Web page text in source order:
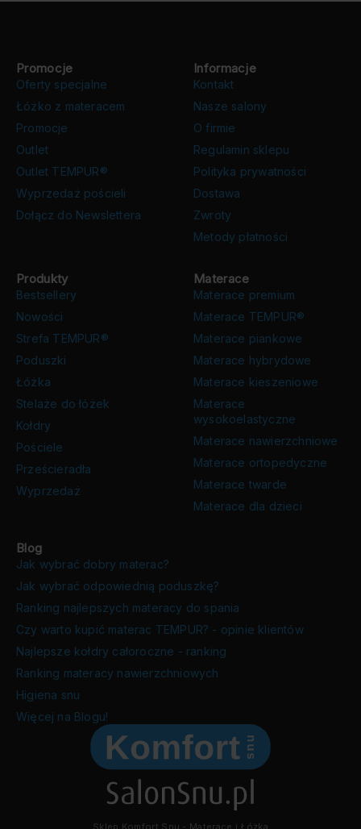
Promocje
Oferty specjalne
Łóżko z materacem
Promocje
Outlet
Outlet TEMPUR®
Wyprzedaż pościeli
Dołącz do Newslettera
Informacje
Kontakt
Nasze salony
O firmie
Regulamin sklepu
Polityka prywatności
Dostawa
Zwroty
Metody płatności
Produkty
Bestsellery
Nowości
Strefa TEMPUR®
Poduszki
Łóżka
Stelaże do łóżek
Kołdry
Pościele
Prześcieradła
Wyprzedaż
Materace
Materace premium
Materace TEMPUR®
Materace piankowe
Materace hybrydowe
Materace kieszeniowe
Materace
wysokoelastyczne
Materace nawierzchniowe
Materace ortopedyczne
Materace twarde
Materace dla dzieci
Blog
Jak wybrać dobry materac?
Jak wybrać odpowiednią poduszkę?
Ranking najlepszych materacy do spania
Czy warto kupić materac TEMPUR? - opinie klientów
Najlepsze kołdry całoroczne - ranking
Ranking materacy nawierzchniowych
Higiena snu
Więcej na Blogu!